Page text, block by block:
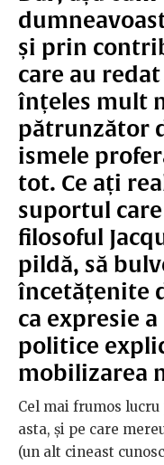
și prin
care au
înțeles mult
pătrunzător
ismele
tot. Ce ați
suportul
filosoful
pildă, să
încetățenite
ca expresie
politice
mobilizarea
Cel mai frumos
asta, și pe care
(un alt cineast